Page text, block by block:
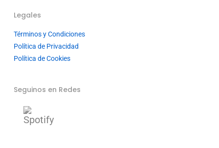
Legales
Términos y Condiciones
Política de Privacidad
Política de Cookies
Seguinos en Redes